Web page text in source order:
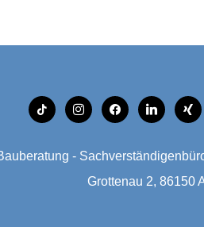
tiktok instagramfacebooklinkedinxing
-
Grottenau 2, 86150